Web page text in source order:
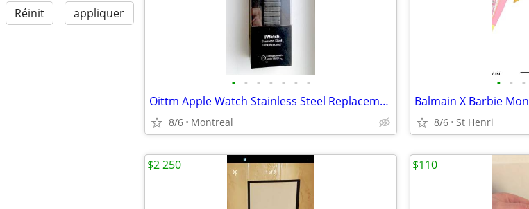
Réinit appliquer
• • • • • • •
Oittm Apple Watch Stainless Steel Replacement Band (42mm)
8/6 Montreal
• • •
8/6 St Henri
$2 250 $110